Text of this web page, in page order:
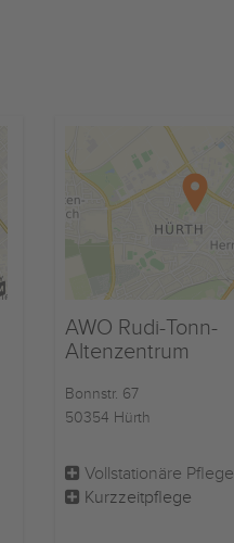
AWO Rudi-Tonn-
Altenzentrum
Bonnstr. 67
50354 Hürth
Vollstationäre Pflege
Kurzzeitpflege